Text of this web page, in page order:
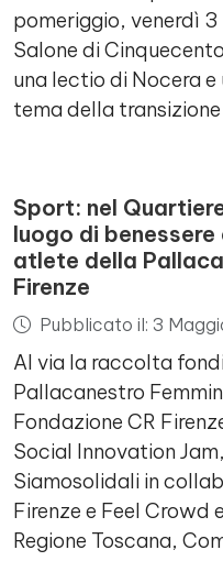
pomeriggio, venerdì 3
Salone di
una lectio di Nocera
tema della
Sport: nel
luogo di
atlete della
Firenze
Pubblicato il: 3
Al via la raccolta fondi
Pallacanestro
Fondazione CR
Social Innovation
Siamosolidali in
Firenze e Feel Crowd
Regione Toscana,